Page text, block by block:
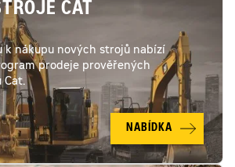
CAT
k nákupu nových strojů nabízí
prodeje prověřených
Cat.
NABÍDKA